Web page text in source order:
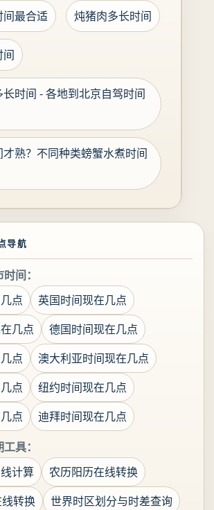
间最合适 炖猪肉多长时间
间
时间 - 各地到北京自驾时间
熟？不同种类螃蟹水煮时间
导航
间：
点
英国时间现在几点
几点
德国时间现在几点
点
澳大利亚时间现在几点
点
纽约时间现在几点
点
迪拜时间现在几点
具：
计算
农历阳历在线转换
转换
世界时区划分与时差查询